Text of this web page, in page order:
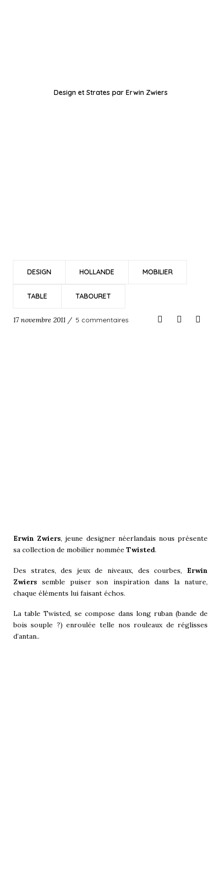
Design et Strates par Erwin Zwiers
DESIGN HOLLANDE MOBILIER
TABLE TABOURET
17 novembre 2011 / 5 commentaires
Erwin Zwiers, jeune designer néerlandais nous présente
sa collection de mobilier nommée Twisted.
Des strates, des jeux de niveaux, des courbes, Erwin
Zwierssemble puiser son inspiration dans la nature,
chaque éléments lui faisant échos.
La table Twisted, se compose dans long ruban (bande de
bois souple ?) enroulée telle nos rouleaux de réglisses
d’antan..